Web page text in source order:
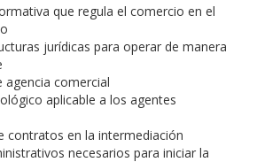
que regula el comercio en el
jurídicas para operar de manera
agencia comercial
aplicable a los agentes
contratos en la intermediación
necesarios para iniciar la